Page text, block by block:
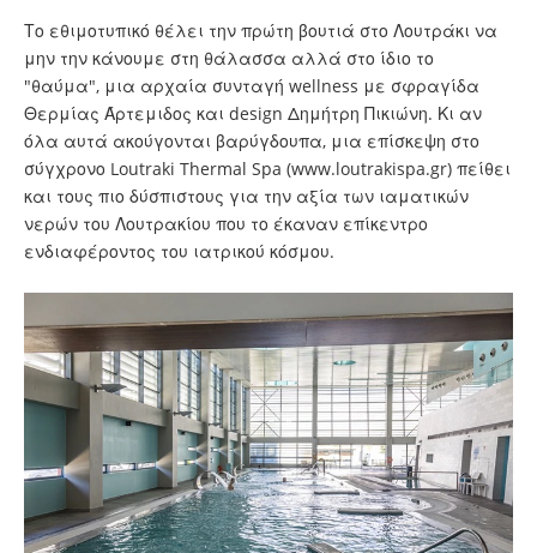
Το εθιμοτυπικό θέλει την πρώτη βουτιά στο Λουτράκι να
μην την κάνουμε στη θάλασσα αλλά στο ίδιο το
"θαύμα", μια αρχαία συνταγή wellness με σφραγίδα
Θερμίας Άρτεμιδος και design Δημήτρη Πικιώνη. Κι αν
όλα αυτά ακούγονται βαρύγδουπα, μια επίσκεψη στο
σύγχρονο Loutraki Thermal Spa (www.loutrakispa.gr) πείθει
και τους πιο δύσπιστους για την αξία των ιαματικών
νερών του Λουτρακίου που το έκαναν επίκεντρο
ενδιαφέροντος του ιατρικού κόσμου.